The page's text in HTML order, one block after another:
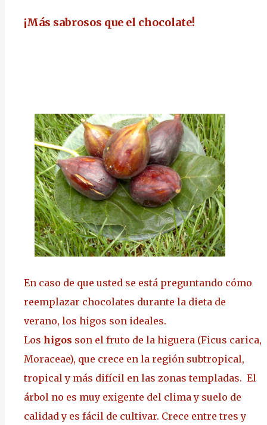
¡Más sabrosos que el chocolate!
En caso de que usted se está preguntando cómo
reemplazar chocolates durante la dieta de
verano, los higos son ideales.
Los higos son el fruto de la higuera (Ficus carica,
Moraceae), que crece en la región subtropical,
tropical y más difícil en las zonas templadas. El
árbol no es muy exigente del clima y suelo de
calidad y es fácil de cultivar. Crece entre tres y